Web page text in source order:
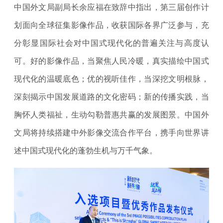
中国外文局副局长余应福在致辞中指出，第三届创作计
划面向全球征集影像作品，收获国际各界广泛参与，充
分彰显国际社会对中国式现代化的普遍关注与高度认
可。好的影像作品，当聚焦人民冷暖，真实描绘中国式
现代化的温暖底色；优的视听佳作，当深挖文明根脉，
深刻揭示中国发展道路的文化密码；新的传播实践，当
胸怀人类福祉，生动勾勒普惠共赢的发展图景。中国外
文局将持续搭建中外影像交流合作平台，携手向世界讲
述中国式现代化的蓬勃生机与万千气象。